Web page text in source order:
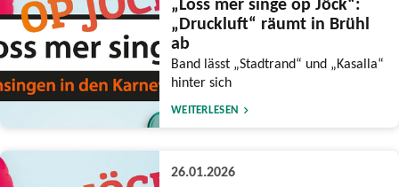
„Druckluft“ räumt in Brühl
ab
Band lässt „Stadtrand“ und „Kasalla“
hinter sich
WEITERLESEN
26.01.2026